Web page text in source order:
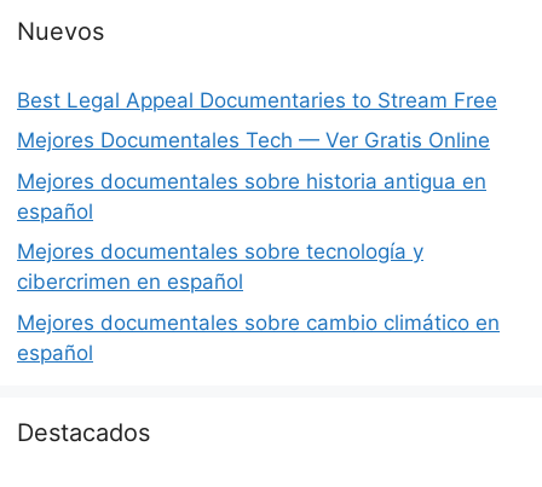
Nuevos
Best Legal Appeal Documentaries to Stream Free
Mejores Documentales Tech — Ver Gratis Online
Mejores documentales sobre historia antigua en
español
Mejores documentales sobre tecnología y
cibercrimen en español
Mejores documentales sobre cambio climático en
español
Destacados